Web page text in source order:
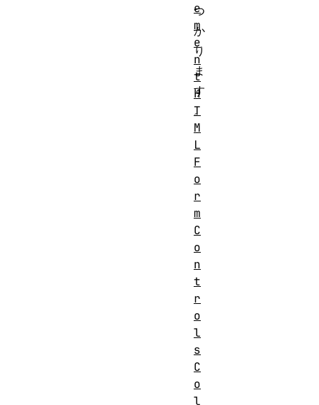
つ
か
り
ま
す
。
e
m
e
n
t
H
T
M
L
F
o
r
m
C
o
n
t
r
o
l
s
C
o
l